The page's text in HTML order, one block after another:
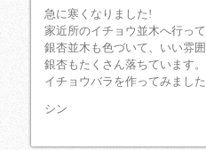
急に寒くなりました!
家近所のイチョウ並木へ行って
銀杏並木も色づいて、いい雰
銀杏もたくさん落ちています。
イチョウバラを作ってみました
シン